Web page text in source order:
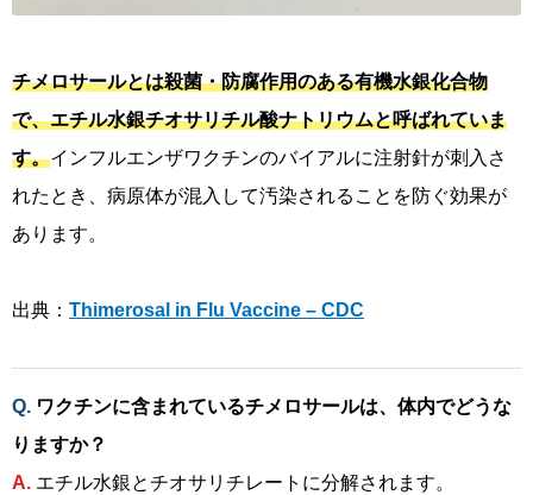
チメロサールとは殺菌・防腐作用のある有機水銀化合物
で、エチル水銀チオサリチル酸ナトリウムと呼ばれていま
す。インフルエンザワクチンのバイアルに注射針が刺入さ
れたとき、病原体が混入して汚染されることを防ぐ効果が
あります。
出典： Thimerosal in Flu Vaccine – CDC
ワクチンに含まれているチメロサールは、体内でどうな
りますか？
エチル水銀とチオサリチレートに分解されます。